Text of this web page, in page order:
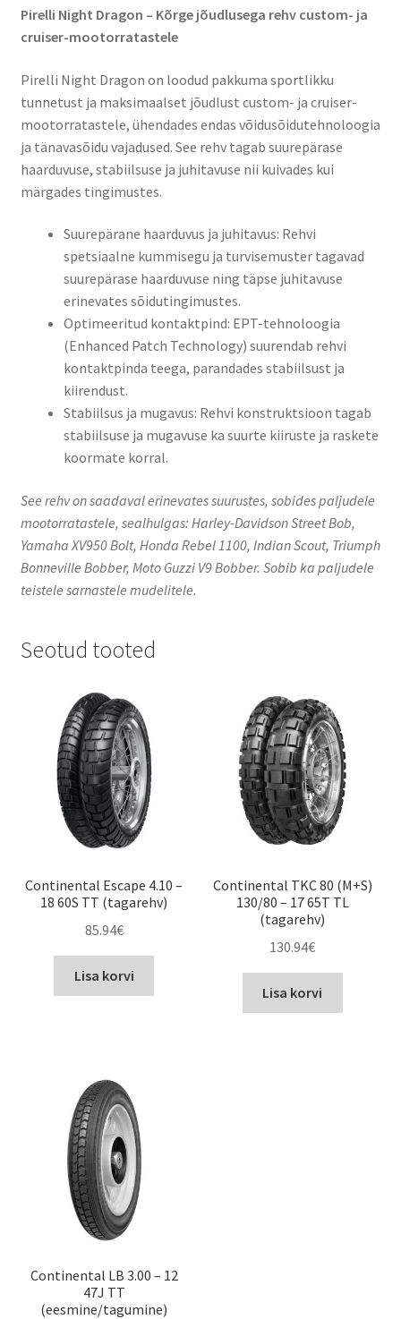
Pirelli Night Dragon – Kõrge jõudlusega rehv custom- ja
cruiser-mootorratastele
Pirelli Night Dragon on loodud pakkuma sportlikku
tunnetust ja maksimaalset jõudlust custom- ja cruiser-
mootorratastele, ühendades endas võidusõidutehnoloogia
ja tänavasõidu vajadused. See rehv tagab suurepärase
haarduvuse, stabiilsuse ja juhitavuse nii kuivades kui
märgades tingimustes.
Suurepärane haarduvus ja juhitavus: Rehvi
spetsiaalne kummisegu ja turvisemuster tagavad
suurepärase haarduvuse ning täpse juhitavuse
erinevates sõidutingimustes.
Optimeeritud kontaktpind: EPT-tehnoloogia
(Enhanced Patch Technology) suurendab rehvi
kontaktpinda teega, parandades stabiilsust ja
kiirendust.
Stabiilsus ja mugavus: Rehvi konstruktsioon tagab
stabiilsuse ja mugavuse ka suurte kiiruste ja raskete
koormate korral.
See rehv on saadaval erinevates suurustes, sobides paljudele
mootorratastele, sealhulgas: Harley-Davidson Street Bob,
Yamaha XV950 Bolt, Honda Rebel 1100, Indian Scout, Triumph
Bonneville Bobber, Moto Guzzi V9 Bobber. Sobib ka paljudele
teistele sarnastele mudelitele.
Seotud tooted
Continental Escape 4.10 –
18 60S TT (tagarehv)
85.94€
Lisa korvi
Continental TKC 80 (M+S)
130/80 – 17 65T TL
(tagarehv)
130.94€
Lisa korvi
Continental LB 3.00 – 12
47J TT
(eesmine/tagumine)